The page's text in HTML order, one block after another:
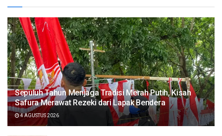
Sepuluh Tahun Menjaga Tradisi Merah Putih, Kisah
Safura Merawat Rezeki dari Lapak Bendera
4 AGUSTUS 2026